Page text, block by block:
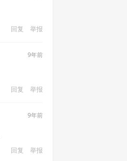
回复 举报
9年前
回复 举报
9年前
回复 举报